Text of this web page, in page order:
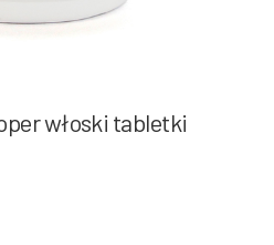
włoski tabletki